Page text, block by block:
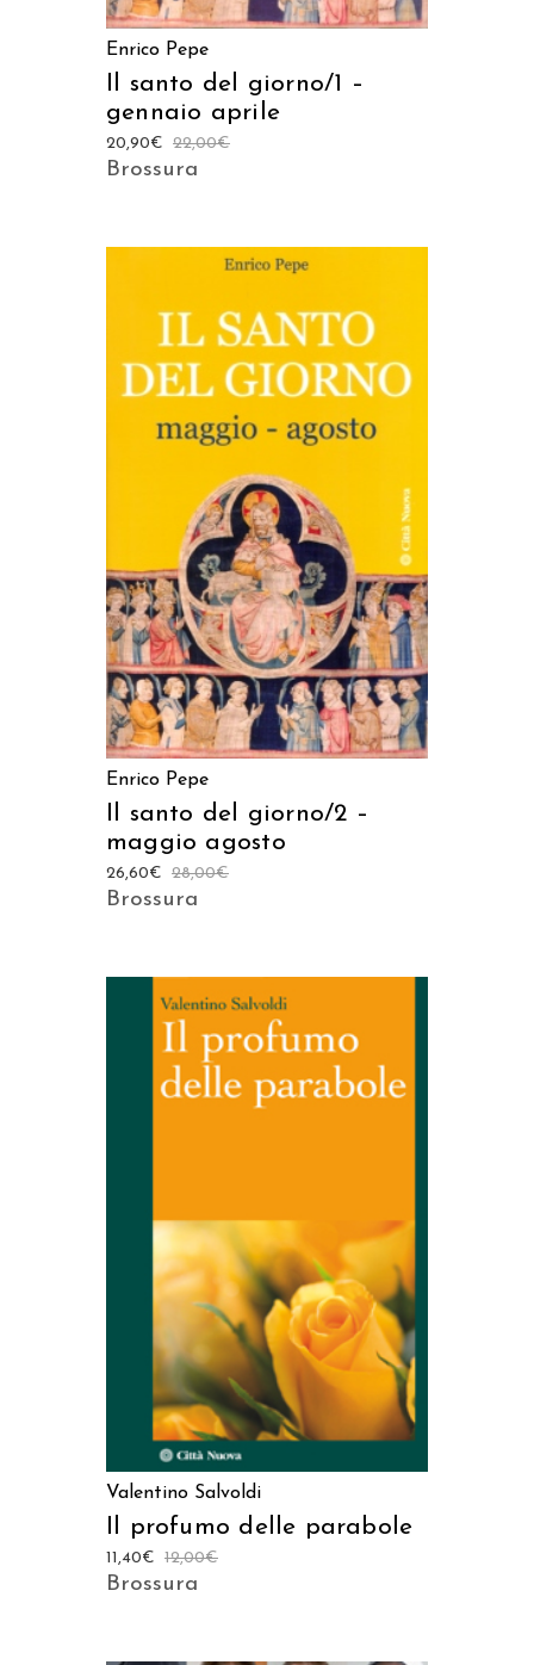
Enrico Pepe
Il santo del giorno/1 –
gennaio aprile
22,00€
20,90€
Brossura
AGGIUNGI AL CARRELLO
Enrico Pepe
Il santo del giorno/2 –
maggio agosto
28,00€
26,60€
Brossura
AGGIUNGI AL CARRELLO
Valentino Salvoldi
Il profumo delle parabole
12,00€
11,40€
Brossura